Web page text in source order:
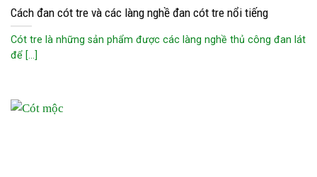
Cách đan cót tre và các làng nghề đan cót tre nổi tiếng
Cót tre là những sản phẩm được các làng nghề thủ công đan lát
để [...]